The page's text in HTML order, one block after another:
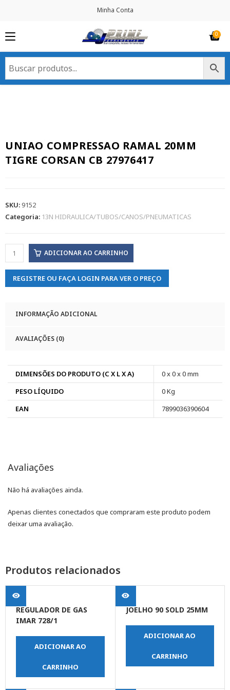
Minha Conta
UNIAO COMPRESSAO RAMAL 20MM
TIGRE CORSAN CB 27976417
SKU:9152
Categoria: 13N HIDRAULICA/TUBOS/CANOS/PNEUMATICAS
ADICIONAR AO CARRINHO
REGISTRE OU FAÇA LOGIN PARA VER O PREÇO
INFORMAÇÃO ADICIONAL
AVALIAÇÕES (0)
DIMENSÕES DO PRODUTO (C X L X A)
0 x 0 x 0 mm
PESO LÍQUIDO
0 Kg
EAN
7899036390604
Avaliações
Não há avaliações ainda.
Apenas clientes conectados que compraram este produto podem
deixar uma avaliação.
Produtos relacionados
REGULADOR DE GAS
IMAR 728/1
ADICIONAR AO
CARRINHO
JOELHO 90 SOLD 25MM
ADICIONAR AO
CARRINHO